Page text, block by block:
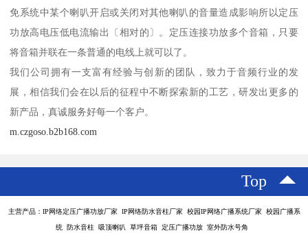
免系统中某个喇叭开启或关闭对其他喇叭的音量造成影响所以定压
功放高电压低电流输出〔相对的〕。定压连接功放多个音箱，只要
将音箱并联在一条普通的电线上就可以了。
我们公司拥有一支富有经验与创新的团队，致力于音频行业的发
展，相信我们会在以后的征程中不断探索新的工艺，研发出更多的
新产品，真诚服务好每一个客户。
m.czgoso.b2b168.com
Top
主营产品：IP网络定压广播功放厂家 IP网络防水音柱厂家 校园IP网络广播系统厂家 校园广播系
统 防水音柱 吸顶喇叭 草坪音箱 定压广播功放 室外防水号角